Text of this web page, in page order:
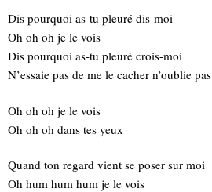
Dis pourquoi as-tu pleuré dis-moi
Oh oh oh je le vois
Dis pourquoi as-tu pleuré crois-moi
N’essaie pas de me le cacher n’oublie pas
Oh oh oh je le vois
Oh oh oh dans tes yeux
Quand ton regard vient se poser sur moi
Oh hum hum hum je le vois